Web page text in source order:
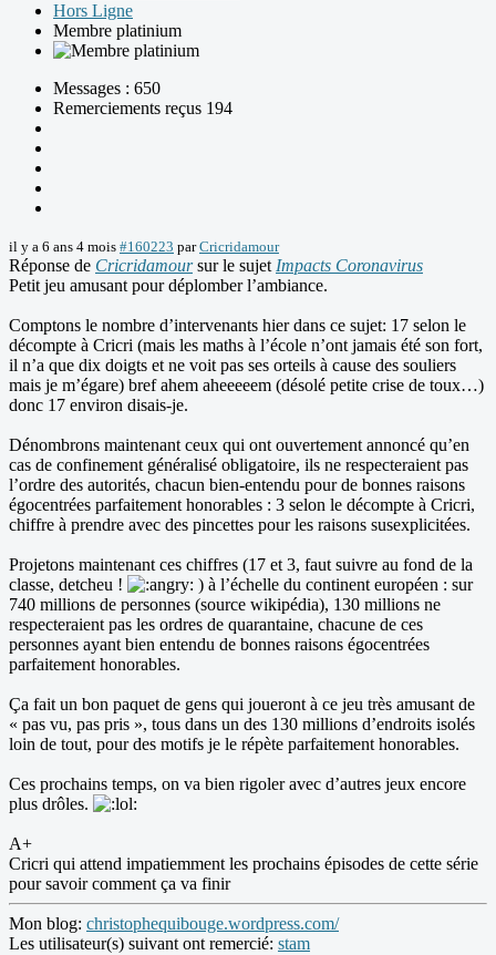
Hors Ligne
Membre platinium
Messages : 650
Remerciements reçus 194
il y a 6 ans 4 mois #160223 parCricridamour
Réponse de Cricridamoursur le sujet Impacts Coronavirus
Petit jeu amusant pour déplomber l’ambiance.
Comptons le nombre d’intervenants hier dans ce sujet: 17 selon le
décompte à Cricri (mais les maths à l’école n’ont jamais été son fort,
il n’a que dix doigts et ne voit pas ses orteils à cause des souliers
mais je m’égare) bref ahem aheeeeem (désolé petite crise de toux…)
donc 17 environ disais-je.
Dénombrons maintenant ceux qui ont ouvertement annoncé qu’en
cas de confinement généralisé obligatoire, ils ne respecteraient pas
l’ordre des autorités, chacun bien-entendu pour de bonnes raisons
égocentrées parfaitement honorables : 3 selon le décompte à Cricri,
chiffre à prendre avec des pincettes pour les raisons susexplicitées.
Projetons maintenant ces chiffres (17 et 3, faut suivre au fond de la
classe, detcheu !
) à l’échelle du continent européen : sur
740 millions de personnes (source wikipédia), 130 millions ne
respecteraient pas les ordres de quarantaine, chacune de ces
personnes ayant bien entendu de bonnes raisons égocentrées
parfaitement honorables.
Ça fait un bon paquet de gens qui joueront à ce jeu très amusant de
« pas vu, pas pris », tous dans un des 130 millions d’endroits isolés
loin de tout, pour des motifs je le répète parfaitement honorables.
Ces prochains temps, on va bien rigoler avec d’autres jeux encore
plus drôles.
A+
Cricri qui attend impatiemment les prochains épisodes de cette série
pour savoir comment ça va finir
Mon blog: christophequibouge.wordpress.com/
Les utilisateur(s) suivant ont remercié: stam